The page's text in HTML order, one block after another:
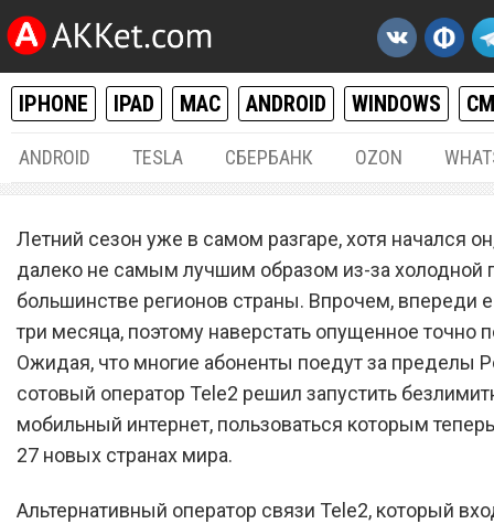
IPHONE IPAD MAC ANDROID WINDOWS
ANDROID TESLA СБЕРБАНК OZON
Сотовый оператор Tele2
запустил безлимитный
мобильный интернет в 27
новых странах
Летний сезон уже в самом разгаре, хотя начался
далеко не самым лучшим образом из-за холодной
большинстве регионов страны. Впрочем, впереди
три месяца, поэтому наверстать опущенное точно
Ожидая, что многие абоненты поедут за пределы
сотовый оператор Tele2 решил запустить
мобильный интернет, пользоваться которым
27 новых странах мира.
Альтернативный оператор связи Tele2, который